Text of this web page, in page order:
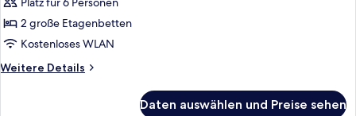
Familienschlafsaal,
Gemischter
Schlafsaal,
Gemeinschaftsbad
2 große Etagenbetten
Kostenloses WLAN
Weitere Details
Weitere
Daten auswählen und Preise sehen